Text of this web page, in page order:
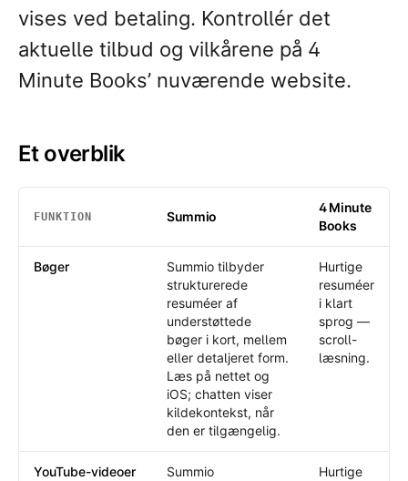
vises ved betaling. Kontrollér det
aktuelle tilbud og vilkårene på 4
Minute Books’ nuværende website.
Et overblik
FUNKTION Summio
4 Minute
Books
Bøger
Summio tilbyder
strukturerede
resuméer af
understøttede
bøger i kort, mellem
eller detaljeret form.
Læs på nettet og
iOS; chatten viser
kildekontekst, når
den er tilgængelig.
Hurtige
resuméer
i klart
sprog —
scroll-
læsning.
YouTube-videoer
Summio
Hurtige